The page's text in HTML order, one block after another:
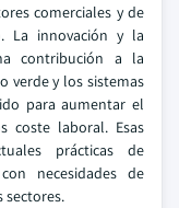
comerciales y de
La innovación y la
contribución a la
verde y los sistemas
para aumentar el
coste laboral. Esas
prácticas de
necesidades de
sectores.